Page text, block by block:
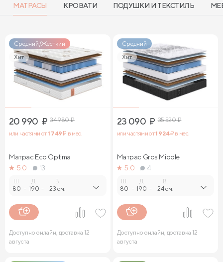
МАТРАСЫ КРОВАТИ ПОДУШКИ И ТЕКСТИЛЬ
Средний/Жесткий
Хит
20 990 ₽ 34 980₽
или частями от1 749₽ в мес.
Матрас Eco Optima
5.0
13
80 -
Д.
190 -
В.
23 см.
Доступно онлайн, доставка 12
августа
Средний
Хит
23 090 ₽ 35 520₽
или частями от1 924₽ в мес.
Матрас Gros Middle
5.0
4
80 -
Д.
190 -
В.
24 см.
Доступно онлайн, доставка 12
августа